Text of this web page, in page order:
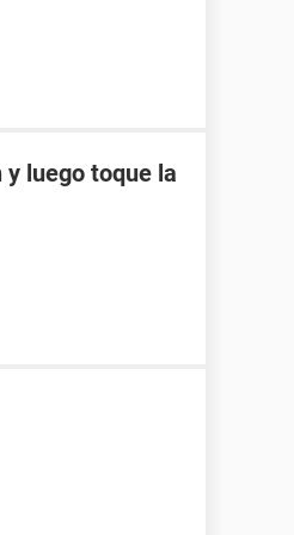
luego toque la